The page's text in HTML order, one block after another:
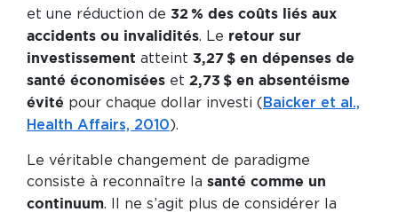
et une réduction de 32 % des coûts liés aux
accidents ou invalidités. Le retour sur
investissement atteint 3,27 $ en dépenses de
santé économisées et 2,73 $ en absentéisme
évité pour chaque dollar investi ( Baicker et al.,
Health Affairs, 2010).
Le véritable changement de paradigme
consiste à reconnaître la santé comme un
continuum. Il ne s’agit plus de considérer la